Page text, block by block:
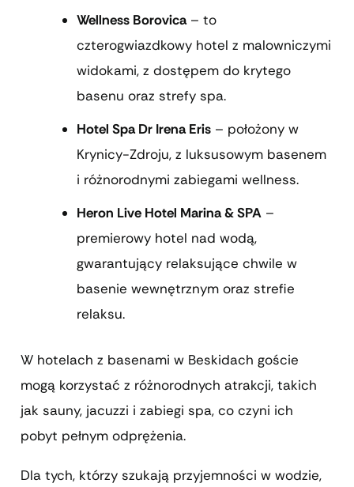
Wellness Borovica– to
czterogwiazdkowy hotel z malowniczymi
widokami, z dostępem do krytego
basenu oraz strefy spa.
Hotel Spa Dr Irena Eris – położony w
Krynicy-Zdroju, z luksusowym basenem
i różnorodnymi zabiegami wellness.
Heron Live Hotel Marina & SPA –
premierowy hotel nad wodą,
gwarantujący relaksujące chwile w
basenie wewnętrznym oraz strefie
relaksu.
W hotelach z basenami w Beskidach goście
mogą korzystać z różnorodnych atrakcji, takich
jak sauny, jacuzzi i zabiegi spa, co czyni ich
pobyt pełnym odprężenia.
Dla tych, którzy szukają przyjemności w wodzie,